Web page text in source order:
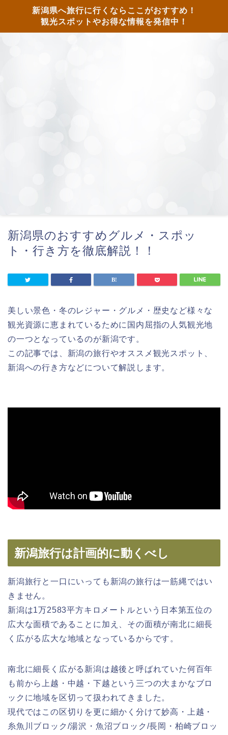
新潟県へ旅行に行くならここがおすすめ！
観光スポットやお得な情報を発信中！
新潟県のおすすめグルメ・スポッ
ト・行き方を徹底解説！！
美しい景色・冬のレジャー・グルメ・歴史など様々な
観光資源に恵まれているために国内屈指の人気観光地
の一つとなっているのが新潟です。
この記事では、新潟の旅行やオススメ観光スポット、
新潟への行き方などについて解説します。
新潟旅行は計画的に動くべし
新潟旅行と一口にいっても新潟の旅行は一筋縄ではい
きません。
新潟は1万2583平方キロメートルという日本第五位の
広大な面積であることに加え、その面積が南北に細長
く広がる広大な地域となっているからです。
南北に細長く広がる新潟は越後と呼ばれていた何百年
も前から上越・中越・下越という三つの大まかなブロ
ックに地域を区切って扱われてきました。
現代ではこの区切りを更に細かく分けて妙高・上越・
糸魚川ブロック/湯沢・魚沼ブロック/長岡・柏崎ブロッ